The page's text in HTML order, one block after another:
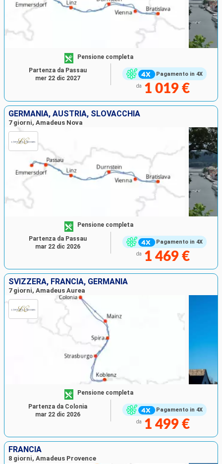
Pagamento in 4X
Pensione completa
da 1 019 €
Partenza da Passau
mer 22 dic 2027
GERMANIA, AUSTRIA, SLOVACCHIA
7 giorni, Amadeus Nova
Pagamento in 4X
Pensione completa
da 1 469 €
Partenza da Passau
mar 22 dic 2026
SVIZZERA, FRANCIA, GERMANIA
7 giorni, Amadeus Aurea
Pagamento in 4X
Pensione completa
da 1 499 €
Partenza da Colonia
mar 22 dic 2026
FRANCIA
8 giorni, Amadeus Provence